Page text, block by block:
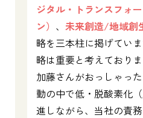
ジタル・トランスフォ
ン） 、 未来創造/地域創
略を三本柱に掲げてい
略は重要と考えており
加藤さんがおっしゃっ
動の中で低・脱酸素化
進しながら、当社の責